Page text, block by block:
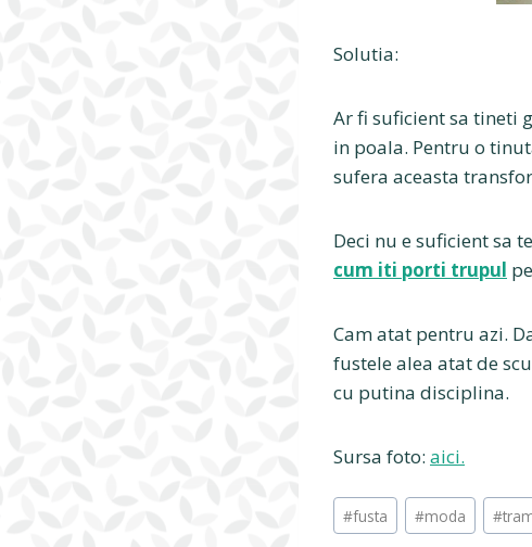
Solutia:
Ar fi suficient sa tineti
in poala. Pentru o
sufera aceasta
Deci nu e suficient sa
cum iti porti trupul
Cam atat pentru azi.
fustele alea atat de
cu putina disciplina.
Sursa foto: aici.
Post
Tags:
#fusta #moda #